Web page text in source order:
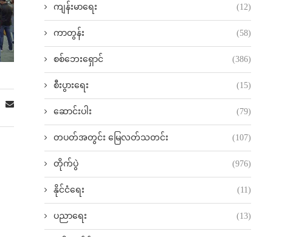
ကျန်းမာရေး (12)
ကာတွန်း (58)
စစ်ဘေးရှောင် (386)
စီးပွားရေး (15)
ဆောင်းပါး (79)
တပတ်အတွင်း မြေလတ်သတင်း (107)
တိုက်ပွဲ (976)
နိုင်ငံရေး (11)
ပညာရေး (13)